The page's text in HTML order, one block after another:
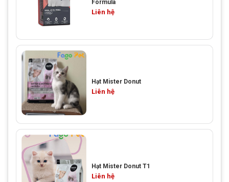
Formula
Liên hệ
Hạt Mister Donut
Liên hệ
Hạt Mister Donut T1
Liên hệ